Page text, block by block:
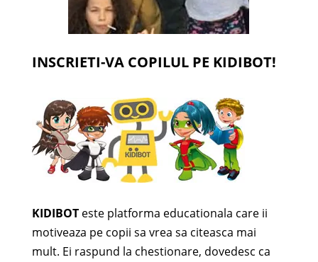
INSCRIETI-VA COPILUL PE KIDIBOT!
KIDIBOTeste platforma educationala care ii
motiveaza pe copii sa vrea sa citeasca mai
mult. Ei raspund la chestionare, dovedesc ca